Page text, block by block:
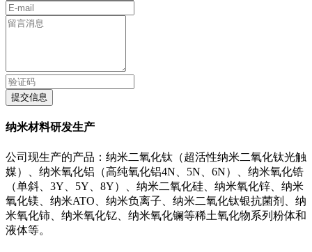
提交信息
纳米材料研发生产
公司现生产的产品：纳米二氧化钛（超活性纳米二氧化钛光触
媒）、纳米氧化铝（高纯氧化铝4N、5N、6N）、纳米氧化锆
（单斜、3Y、5Y、8Y）、纳米二氧化硅、纳米氧化锌、纳米
氧化镁、纳米ATO、纳米负离子、纳米二氧化钛银抗菌剂、纳
米氧化铈、纳米氧化钇、纳米氧化镧等稀土氧化物系列粉体和
液体等。